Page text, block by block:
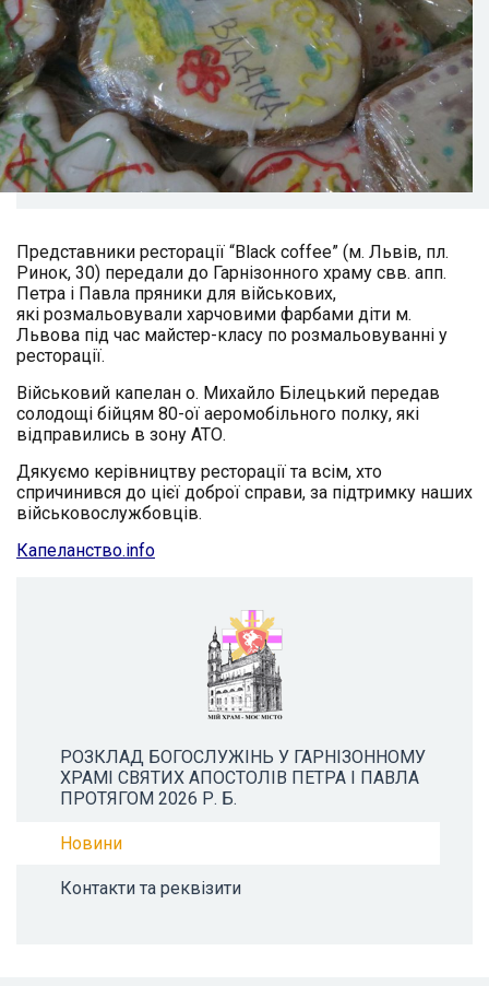
Представники ресторації “Black coffee” (м. Львів, пл.
Ринок, 30) передали до Гарнізонного храму свв. апп.
Петра і Павла пряники для військових,
які розмальовували харчовими фарбами діти м.
Львова під час майстер-класу по розмальовуванні у
ресторації.
Військовий капелан о. Михайло Білецький передав
солодощі бійцям 80-ої аеромобільного полку, які
відправились в зону АТО.
Дякуємо керівництву ресторації та всім, хто
спричинився до цієї доброї справи, за підтримку наших
військовослужбовців.
Капеланство.info
РОЗКЛАД БОГОСЛУЖІНЬ У ГАРНІЗОННОМУ
ХРАМІ СВЯТИХ АПОСТОЛІВ ПЕТРА І ПАВЛА
ПРОТЯГОМ 2026 Р. Б.
Новини
Контакти та реквізити